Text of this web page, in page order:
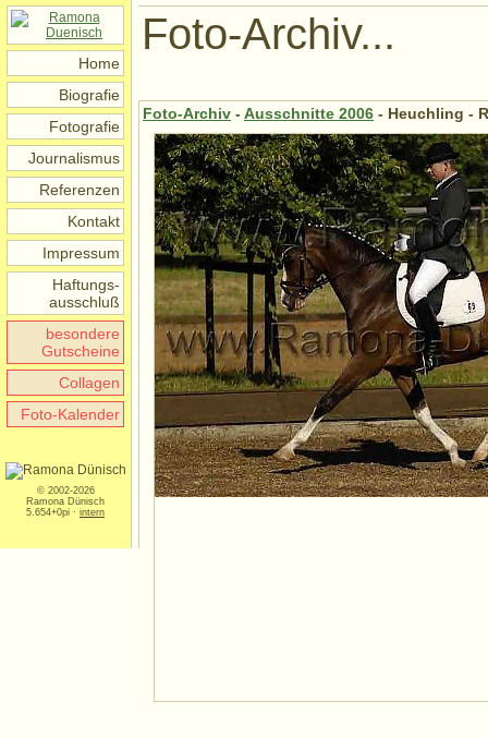
Home
Biografie
Fotografie
Journalismus
Referenzen
Kontakt
Impressum
Haftungs-
ausschluß
besondere
Gutscheine
Collagen
Foto-Kalender
© 2002-2026
Ramona Dünisch
5.654+0pi · intern
Foto-Archiv...
Foto-Archiv - Ausschnitte 2006 - Heuchling -